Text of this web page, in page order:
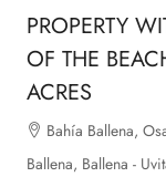
PROPERTY
OF THE
ACRES
Bahía Ballena,
Ballena, Ballena -